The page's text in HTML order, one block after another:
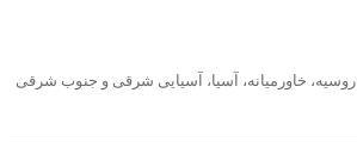
روسیه، خاورمیانه، آسیا، آسیایی شرقی و جنوب شرقی